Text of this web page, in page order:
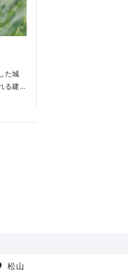
た城
る建
、美
松山